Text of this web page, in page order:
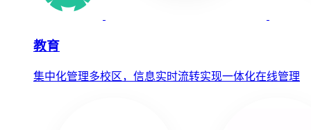
教育
集中化管理多校区，信息实时流转实现一体化在线管理